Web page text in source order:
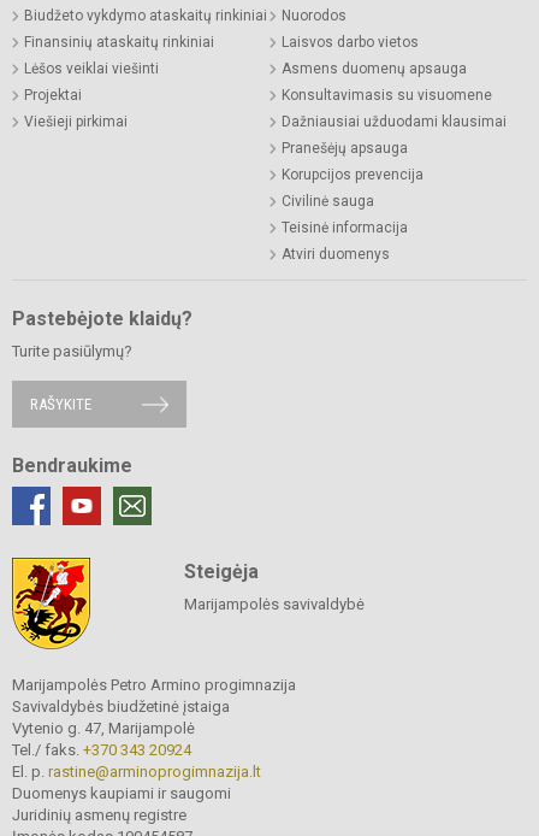
Biudžeto vykdymo ataskaitų rinkiniai
Finansinių ataskaitų rinkiniai
Lėšos veiklai viešinti
Projektai
Viešieji pirkimai
Nuorodos
Laisvos darbo vietos
Asmens duomenų apsauga
Konsultavimasis su visuomene
Dažniausiai užduodami klausimai
Pranešėjų apsauga
Korupcijos prevencija
Civilinė sauga
Teisinė informacija
Atviri duomenys
Pastebėjote klaidų?
Turite pasiūlymų?
RAŠYKITE
Bendraukime
Steigėja
Marijampolės savivaldybė
Marijampolės Petro Armino progimnazija
Savivaldybės biudžetinė įstaiga
Vytenio g. 47, Marijampolė
Tel./ faks. +370 343 20924
El. p. rastine@arminoprogimnazija.lt
Duomenys kaupiami ir saugomi
Juridinių asmenų registre